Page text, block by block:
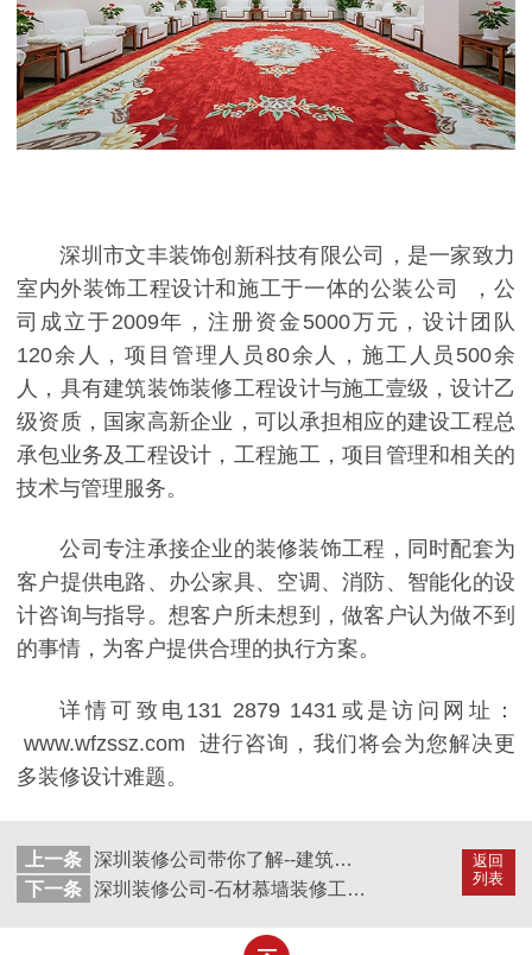
深圳市文丰装饰创新科技有限公司，是一家致力
室内外装饰工程设计和施工于一体的公装公司 ，公
司成立于2009年，注册资金5000万元，设计团队
120余人，项目管理人员80余人，施工人员500余
人，具有建筑装饰装修工程设计与施工壹级，设计乙
级资质，国家高新企业，可以承担相应的建设工程总
承包业务及工程设计，工程施工，项目管理和相关的
技术与管理服务。
公司专注承接企业的装修装饰工程，同时配套为
客户提供电路、办公家具、空调、消防、智能化的设
计咨询与指导。想客户所未想到，做客户认为做不到
的事情，为客户提供合理的执行方案。
详情可致电131 2879 1431或是访问网址：
www.wfzssz.com 进行咨询，我们将会为您解决更
多装修设计难题。
返回
列表
上一条
深圳装修公司带你了解--建筑装饰装修工程施工操作工艺
下一条
深圳装修公司-石材慕墙装修工艺-装修公司哪家好